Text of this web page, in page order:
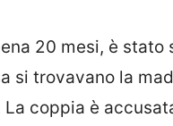
20 mesi, è
si trovavano la
La coppia è